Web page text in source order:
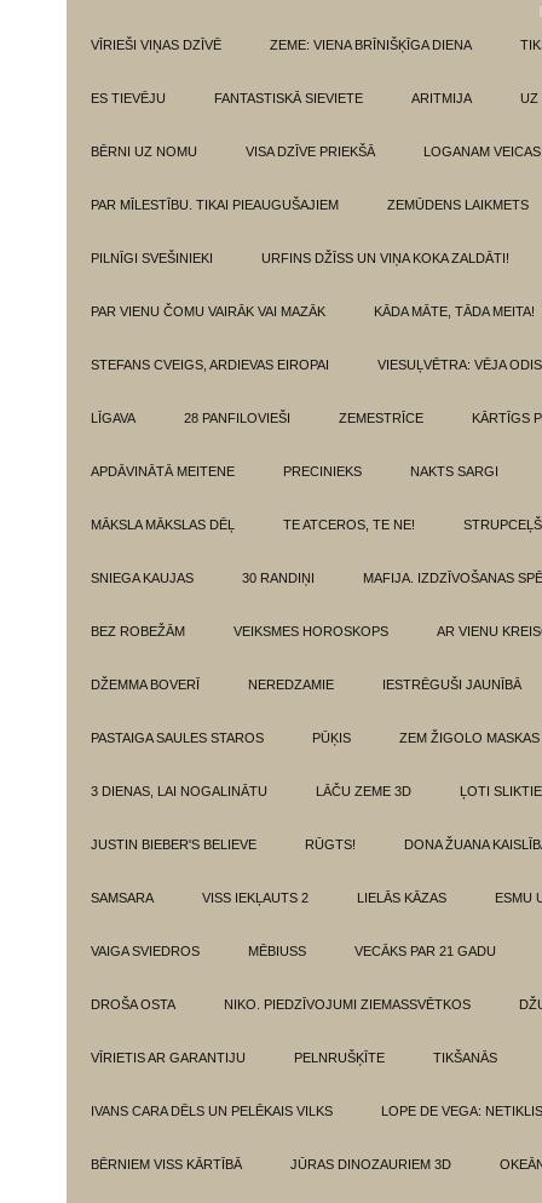
VĪRIEŠI VIŅAS DZĪVĒ ZEME: VIENA BRĪNIŠĶĪGA DIENA
ES TIEVĒJU FANTASTISKĀ SIEVIETE ARITMIJA UZ
BĒRNI UZ NOMU VISA DZĪVE PRIEKŠĀ LOGANAM VEICAS
PAR MĪLESTĪBU. TIKAI PIEAUGUŠAJIEM ZEMŪDENS LAIKMETS
PILNĪGI SVEŠINIEKI URFINS DŽĪSS UN VIŅA KOKA ZALDĀTI!
PAR VIENU ČOMU VAIRĀK VAI MAZĀK KĀDA MĀTE, TĀDA MEITA!
STEFANS CVEIGS, ARDIEVAS EIROPAI VIESUĻVĒTRA: VĒJA
LĪGAVA 28 PANFILOVIEŠI ZEMESTRĪCE KĀRTĪGS
APDĀVINĀTĀ MEITENE PRECINIEKS NAKTS SARGI
MĀKSLA MĀKSLAS DĒĻ TE ATCEROS, TE NE! STRUPCEĻŠ
SNIEGA KAUJAS 30 RANDIŅI MAFIJA. IZDZĪVOŠANAS
BEZ ROBEŽĀM VEIKSMES HOROSKOPS AR VIENU
DŽEMMA BOVERĪ NEREDZAMIE IESTRĒGUŠI JAUNĪBĀ
PASTAIGA SAULES STAROS PŪĶIS ZEM ŽIGOLO MASKAS
3 DIENAS, LAI NOGALINĀTU LĀČU ZEME 3D ĻOTI
JUSTIN BIEBER'S BELIEVE RŪGTS! DONA ŽUANA
SAMSARA VISS IEKĻAUTS 2 LIELĀS KĀZAS ESMU
VAIGA SVIEDROS MĒBIUSS VECĀKS PAR 21 GADU
DROŠA OSTA NIKO. PIEDZĪVOJUMI ZIEMASSVĒTKOS
VĪRIETIS AR GARANTIJU PELNRUŠĶĪTE TIKŠANĀS
IVANS CARA DĒLS UN PELĒKAIS VILKS LOPE DE VEGA:
BĒRNIEM VISS KĀRTĪBĀ JŪRAS DINOZAURIEM 3D